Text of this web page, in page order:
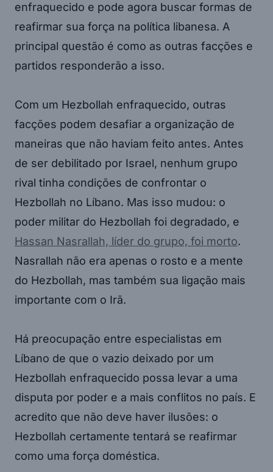
enfraquecido e pode agora buscar formas de
reafirmar sua força na política libanesa. A
principal questão é como as outras facções e
partidos responderão a isso.
Com um Hezbollah enfraquecido, outras
facções podem desafiar a organização de
maneiras que não haviam feito antes. Antes
de ser debilitado por Israel, nenhum grupo
rival tinha condições de confrontar o
Hezbollah no Líbano. Mas isso mudou: o
poder militar do Hezbollah foi degradado, e
Hassan Nasrallah, líder do grupo, foi morto.
Nasrallah não era apenas o rosto e a mente
do Hezbollah, mas também sua ligação mais
importante com o Irã.
Há preocupação entre especialistas em
Líbano de que o vazio deixado por um
Hezbollah enfraquecido possa levar a uma
disputa por poder e a mais conflitos no país. E
acredito que não deve haver ilusões: o
Hezbollah certamente tentará se reafirmar
como uma força doméstica.